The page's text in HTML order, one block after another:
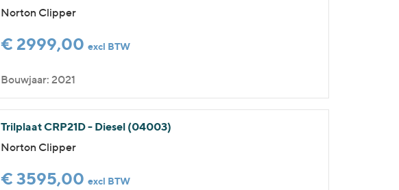
Norton Clipper
€ 2999,00excl BTW
Bouwjaar: 2021
Trilplaat CRP21D - Diesel (04003)
Norton Clipper
€ 3595,00excl BTW